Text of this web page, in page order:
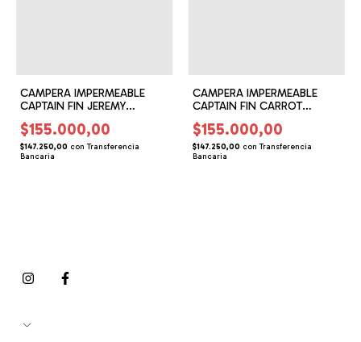
CAMPERA IMPERMEABLE
CAPTAIN FIN JEREMY
(CF159501)
$155.000,00
$147.250,00 con Transferencia
Bancaria
CAMPERA IMPERMEABLE
CAPTAIN FIN CARROT
(CF159502)
$155.000,00
$147.250,00 con Transferencia
Bancaria